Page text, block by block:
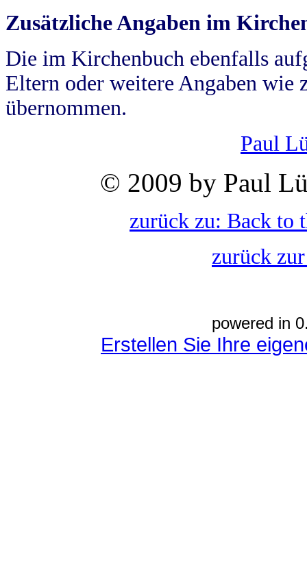
Zusätzliche Angaben im
Die im Kirchenbuch ebenfalls
Eltern oder weitere Angaben wie
übernommen.
Paul
© 2009 by Paul
zurück zu: Back to
zurück
powered in
Erstellen Sie Ihre